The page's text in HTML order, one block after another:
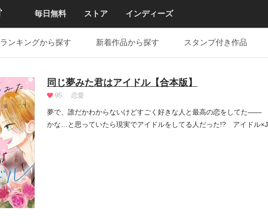
毎日無料 ストア インディーズ
ランキングから探す 新着作品から探す スタンプ付き作品
同じ夢みた君はアイドル【合本版】
95 恋愛
夢で、誰だかわからないけどすごく好きな人と最高の恋をしてた――
かな…と思っていたら現実でアイドルをしてる人だった!? アイドル